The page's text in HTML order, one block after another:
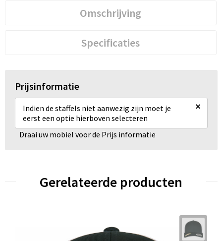
Omschrijving
Specificaties
Prijsinformatie
Indien de staffels niet aanwezig zijn moet je
eerst een optie hierboven selecteren
×
Draai uw mobiel voor de Prijs informatie
Gerelateerde producten